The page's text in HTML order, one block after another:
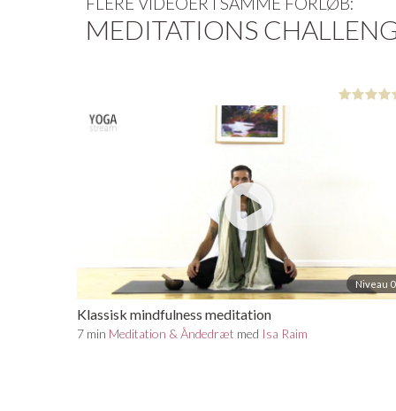
af YogaStream får du 25% rabat på det hele. Se
MEDITATIONS
Niveau
Klassisk mindfulness meditation
7 min Meditation & Åndedræt med Isa Raim